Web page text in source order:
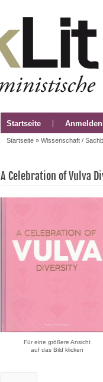
Startseite Anmelden
Startseite » Wissenschaft /
A Celebration of Vulva
Für eine größere Ansicht
auf das Bild klicken